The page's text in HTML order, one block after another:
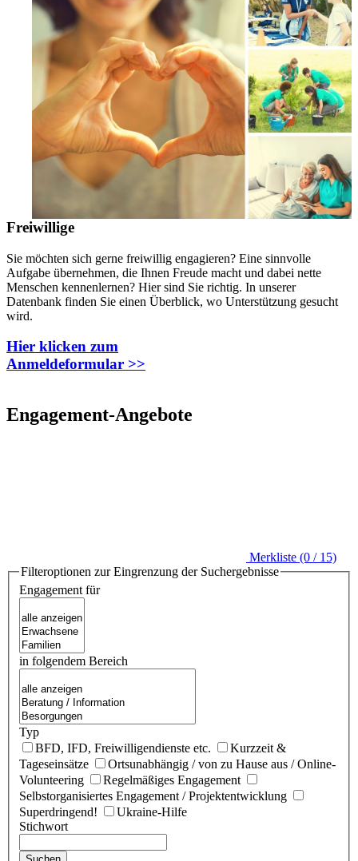
Freiwillige
Sie möchten sich gerne freiwillig engagieren? Eine sinnvolle
Aufgabe übernehmen, die Ihnen Freude macht und dabei nette
Menschen kennenlernen? Hier sind Sie richtig. In unserer
Datenbank finden Sie einen Überblick, wo Unterstützung gesucht
wird.
Hier klicken zum
Anmeldeformular >>
Engagement-Angebote
Merkliste (0 / 15)
Filteroptionen zur Eingrenzung der Suchergebnisse
Engagement für
in folgendem Bereich
Typ
BFD, IFD, Freiwilligendienste etc.
Kurzzeit &
Tageseinsätze
Ortsunabhängig / von zu Hause aus / Online-
Volunteering
Regelmäßiges Engagement
Selbstorganisiertes Engagement / Projektentwicklung
Superdringend!
Ukraine-Hilfe
Stichwort